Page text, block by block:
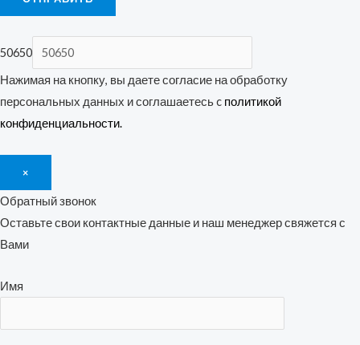
50650
Нажимая на кнопку, вы даете согласие на обработку
персональных данных и соглашаетесь c политикой
конфиденциальности.
×
Обратный звонок
Оставьте свои контактные данные и наш менеджер свяжется с
Вами
Имя